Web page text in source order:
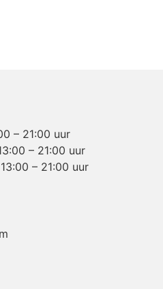
– 21:00 uur
– 21:00 uur
– 21:00 uur